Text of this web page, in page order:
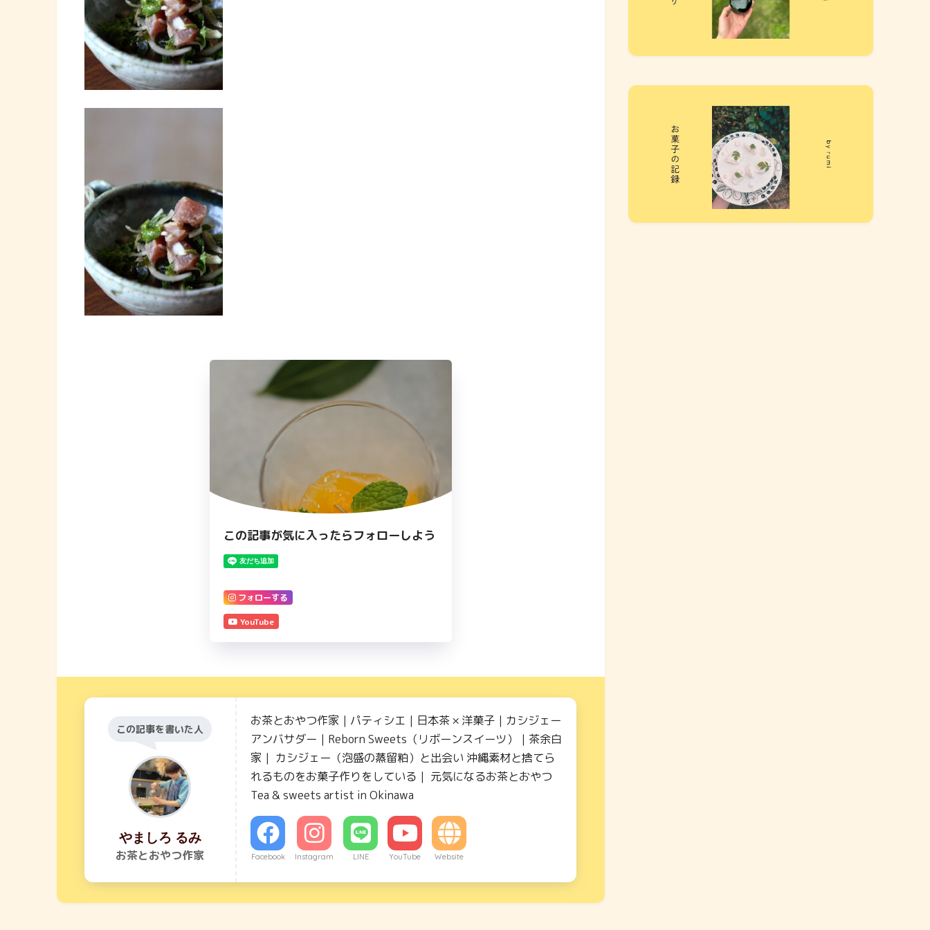
この記事が気に入ったらフォローしよう
フォローする
YouTube
この記事を書いた人
やましろ るみ
お茶とおやつ作家
お茶とおやつ作家｜パティシエ｜日本茶 × 洋菓子｜カシジェー
アンバサダー｜Reborn Sweets（リボーンスイーツ）｜茶余白
家｜ カシジェー（泡盛の蒸留粕）と出会い 沖縄素材と捨てら
れるものをお菓子作りをしている｜ 元気になるお茶とおやつ
Tea & sweets artist in Okinawa
Facebook Instagram LINE YouTube Website